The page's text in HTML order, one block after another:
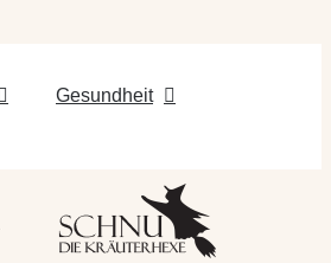
Gesundheit